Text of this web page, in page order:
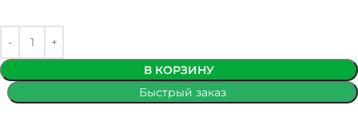
В КОРЗИНУ
Быстрый заказ